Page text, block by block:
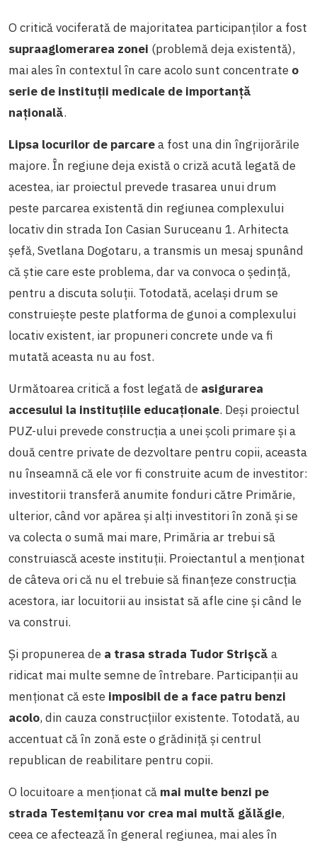
O critică vociferată de majoritatea participanților a fost
supraaglomerarea zonei (problemă deja existentă),
mai ales în contextul în care acolo sunt concentrate o
serie de instituții medicale de importanță
națională.
Lipsa locurilor de parcarea fost una din îngrijorările
majore. În regiune deja există o criză acută legată de
acestea, iar proiectul prevede trasarea unui drum
peste parcarea existentă din regiunea complexului
locativ din strada Ion Casian Suruceanu 1. Arhitecta
șefă, Svetlana Dogotaru, a transmis un mesaj spunând
că știe care este problema, dar va convoca o ședință,
pentru a discuta soluții. Totodată, același drum se
construiește peste platforma de gunoi a complexului
locativ existent, iar propuneri concrete unde va fi
mutată aceasta nu au fost.
Următoarea critică a fost legată de asigurarea
accesului la instituțiile educaționale. Deși proiectul
PUZ-ului prevede construcția a unei școli primare și a
două centre private de dezvoltare pentru copii, aceasta
nu înseamnă că ele vor fi construite acum de investitor:
investitorii transferă anumite fonduri către Primărie,
ulterior, când vor apărea și alți investitori în zonă și se
va colecta o sumă mai mare, Primăria ar trebui să
construiască aceste instituții. Proiectantul a menționat
de câteva ori că nu el trebuie să finanțeze construcția
acestora, iar locuitorii au insistat să afle cine și când le
va construi.
Și propunerea de a trasa strada Tudor Strișcă a
ridicat mai multe semne de întrebare. Participanții au
menționat că este imposibil de a face patru benzi
acolo, din cauza construcțiilor existente. Totodată, au
accentuat că în zonă este o grădiniță și centrul
republican de reabilitare pentru copii.
O locuitoare a menționat că mai multe benzi pe
strada Testemițanu vor crea mai multă gălăgie,
ceea ce afectează în general regiunea, mai ales în